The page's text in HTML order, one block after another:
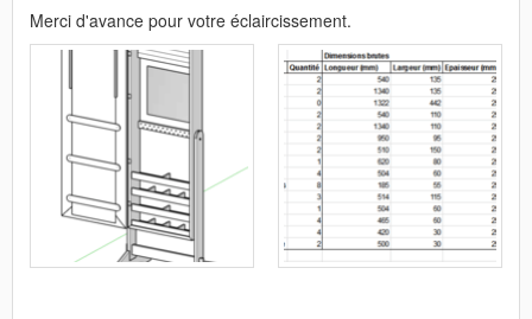
Merci d'avance pour votre éclaircissement.